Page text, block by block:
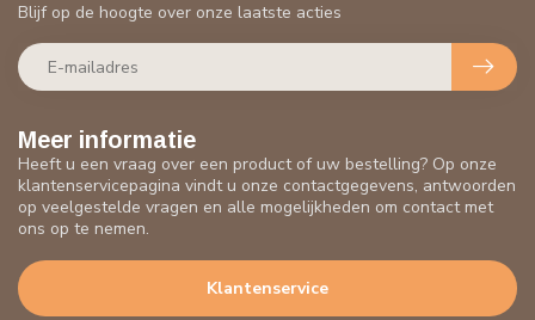
Meer informatie
Heeft u een vraag over een product of uw bestelling? Op onze
klantenservicepagina vindt u onze contactgegevens, antwoorden
op veelgestelde vragen en alle mogelijkheden om contact met
ons op te nemen.
Klantenservice
Blijf op de hoogte over onze laatste acties